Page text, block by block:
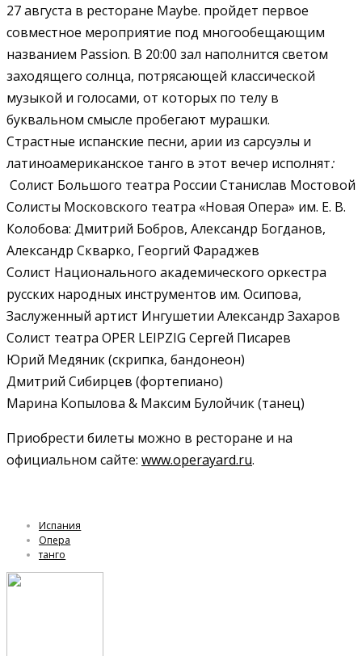
27 августа в ресторане Maybe. пройдет первое
совместное мероприятие под многообещающим
названием Passion. В 20:00 зал наполнится светом
заходящего солнца, потрясающей классической
музыкой и голосами, от которых по телу в
буквальном смысле пробегают мурашки.
Страстные испанские песни, арии из сарсуэлы и
латиноамериканское танго в этот вечер исполнят:
Солист Большого театра России Станислав Мостовой
Солисты Московского театра «Новая Опера» им. Е. В.
Колобова: Дмитрий Бобров, Александр Богданов,
Александр Скварко, Георгий Фараджев
Солист Национального академического оркестра
русских народных инструментов им. Осипова,
Заслуженный артист Ингушетии Александр Захаров
Солист театра OPER LEIPZIG Сергей Писарев
Юрий Медяник (скрипка, бандонеон)
Дмитрий Сибирцев (фортепиано)
Марина Копылова & Максим Булойчик (танец)
Приобрести билеты можно в ресторане и на
официальном сайте: www.operayard.ru.
Испания
Опера
танго